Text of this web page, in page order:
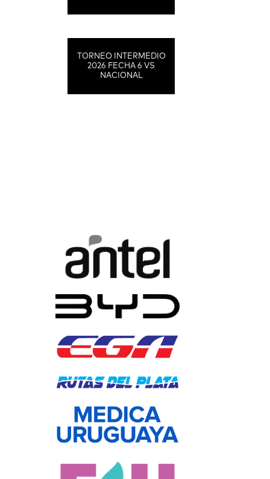
TORNEO INTERMEDIO
2026 FECHA 6 VS
NACIONAL